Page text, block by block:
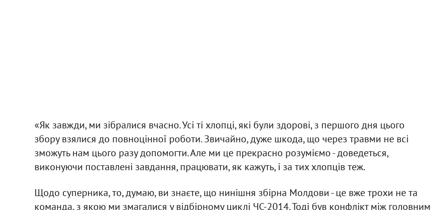
«Як завжди, ми зібралися вчасно. Усі ті хлопці, які були здорові, з першого дня цього
збору взялися до повноцінної роботи. Звичайно, дуже шкода, що через травми не всі
зможуть нам цього разу допомогти. Але ми це прекрасно розуміємо - доведеться,
виконуючи поставлені завдання, працювати, як кажуть, і за тих хлопців теж.
Щодо суперника, то, думаю, ви знаєте, що нинішня збірна Молдови - це вже трохи не та
команда, з якою ми змагалися у відбірному циклі ЧС-2014. Тоді був конфлікт між головним